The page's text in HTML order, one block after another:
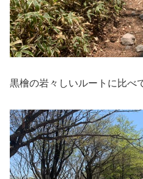
黒檜の岩々しいルートに比べ